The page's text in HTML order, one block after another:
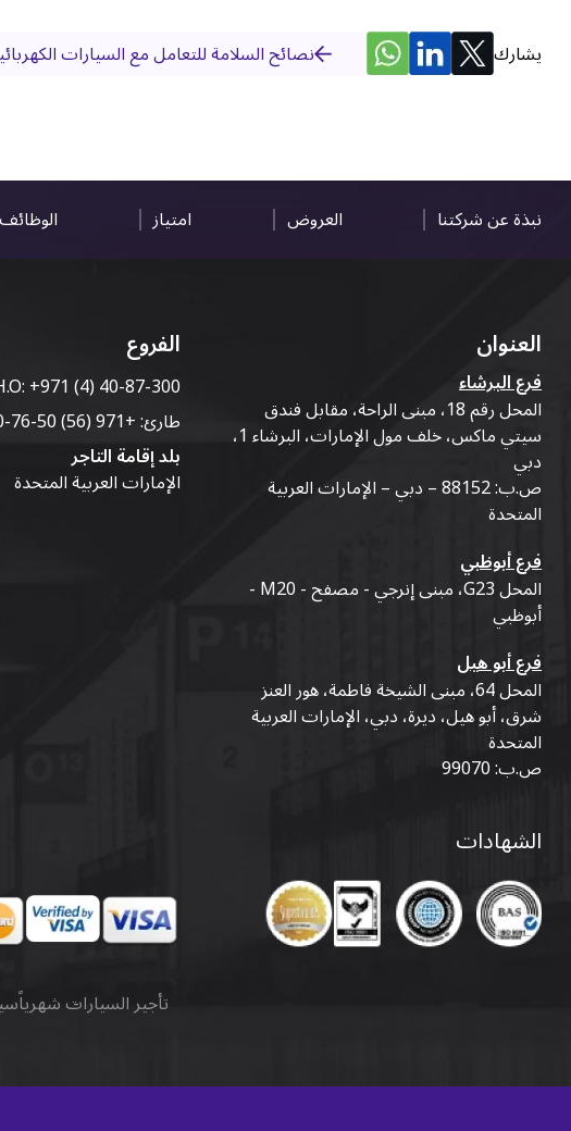
يشارك نصائح السلامة للتعامل مع السيارات
نبذة عن شركتنا العروض امتياز الوظائف
العنوان
فرع البرشاء
المحل رقم 18، مبنى الراحة، مقابل فندق
سيتي ماكس، خلف مول الإمارات، البرشاء 1،
دبي
ص.ب: 88152 – دبي – الإمارات العربية
المتحدة
فرع أبوظبي
المحل G23، مبنى إنرجي - مصفح - M20 -
أبوظبي
فرع أبو هيل
المحل 64، مبنى الشيخة فاطمة، هور العنز
شرق، أبو هيل، ديرة، دبي، الإمارات العربية
المتحدة
ص.ب: 99070
الفروع
+971 (4) 40-87-300
طارئ:+971 (56) 50-76-010
بلد إقامة التاجر
الإمارات العربية المتحدة
الشهادات
تأجير السيارات شهرياً